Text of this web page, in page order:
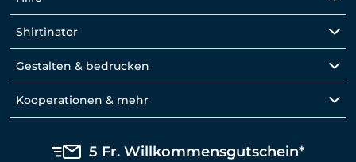
Shirtinator
Gestalten & bedrucken
Kooperationen & mehr
5 Fr. Willkommensgutschein*